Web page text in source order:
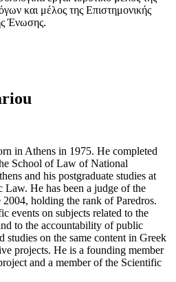
και μέλος της Επιστημονικής
Ένωσης.
in Athens in 1975. He completed
School of Law of National
and his postgraduate studies at
He has been a judge of the
holding the rank of Paredros.
events on subjects related to the
to the accountability of public
studies on the same content in Greek
projects. He is a founding member
and a member of the Scientific